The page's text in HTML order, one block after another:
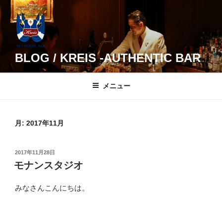
コ
BLOG / KREIS -AUTHENTIC BAR
メニュー
月: 2017年11月
投
稿
日:
2017年11月28日
モナンスタジオ
みなさんこんにちは。